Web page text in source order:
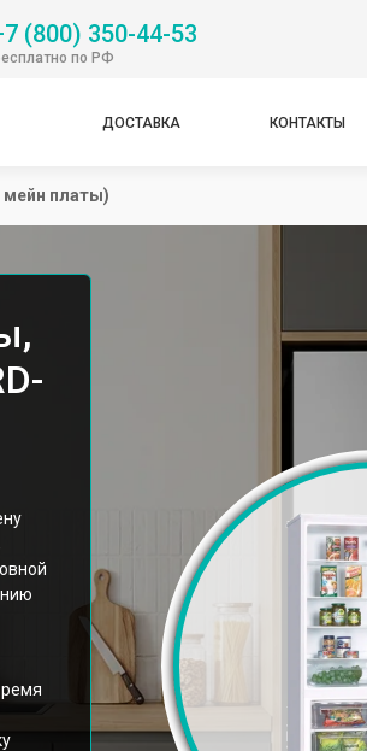
(800) 350-44-53
по РФ
ДОСТАВКА КОНТАКТЫ
мейн платы)